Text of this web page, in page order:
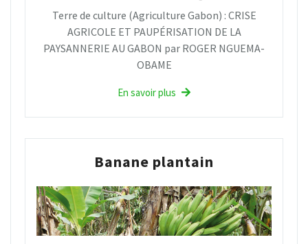
Terre de culture (Agriculture Gabon) : CRISE
AGRICOLE ET PAUPÉRISATION DE LA
PAYSANNERIE AU GABON par ROGER NGUEMA-
OBAME
En savoir plus
Banane plantain